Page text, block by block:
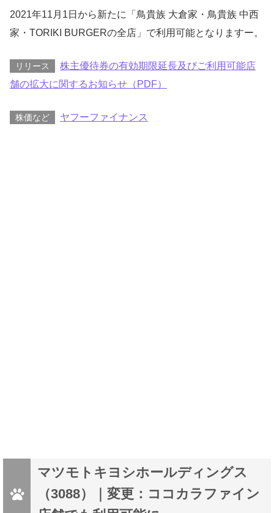
2021年11月1日から新たに「鳥貴族 大倉家・鳥貴族 中西
家・TORIKI BURGERの全店」で利用可能となりますー。
リリース
株主優待券の有効期限延長及びご利用可能店
舗の拡大に関するお知らせ（PDF）
株価など ヤフーファイナンス
マツモトキヨシホールディングス
（3088）｜変更：ココカラファイン